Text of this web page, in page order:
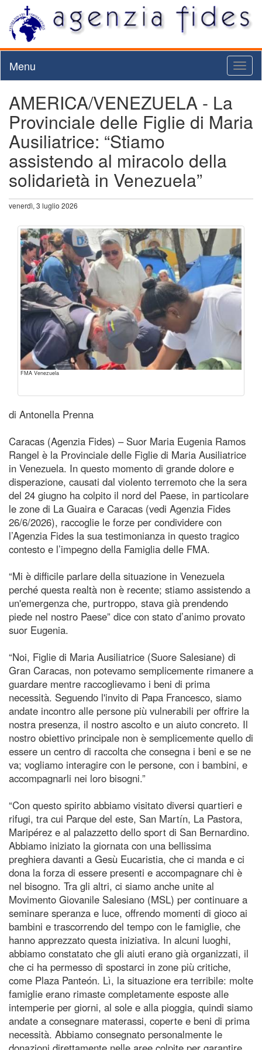
Menu
AMERICA/VENEZUELA - La
Provinciale delle Figlie di Maria
Ausiliatrice: “Stiamo
assistendo al miracolo della
solidarietà in Venezuela”
venerdì, 3 luglio 2026
FMA Venezuela
di Antonella Prenna
Caracas (Agenzia Fides) – Suor Maria Eugenia Ramos
Rangel è la Provinciale delle Figlie di Maria Ausiliatrice
in Venezuela. In questo momento di grande dolore e
disperazione, causati dal violento terremoto che la sera
del 24 giugno ha colpito il nord del Paese, in particolare
le zone di La Guaira e Caracas (vedi Agenzia Fides
26/6/2026), raccoglie le forze per condividere con
l’Agenzia Fides la sua testimonianza in questo tragico
contesto e l’impegno della Famiglia delle FMA.
“Mi è difficile parlare della situazione in Venezuela
perché questa realtà non è recente; stiamo assistendo a
un'emergenza che, purtroppo, stava già prendendo
piede nel nostro Paese” dice con stato d’animo provato
suor Eugenia.
“Noi, Figlie di Maria Ausiliatrice (Suore Salesiane) di
Gran Caracas, non potevamo semplicemente rimanere a
guardare mentre raccoglievamo i beni di prima
necessità. Seguendo l'invito di Papa Francesco, siamo
andate incontro alle persone più vulnerabili per offrire la
nostra presenza, il nostro ascolto e un aiuto concreto. Il
nostro obiettivo principale non è semplicemente quello di
essere un centro di raccolta che consegna i beni e se ne
va; vogliamo interagire con le persone, con i bambini, e
accompagnarli nei loro bisogni.”
“Con questo spirito abbiamo visitato diversi quartieri e
rifugi, tra cui Parque del este, San Martín, La Pastora,
Maripérez e al palazzetto dello sport di San Bernardino.
Abbiamo iniziato la giornata con una bellissima
preghiera davanti a Gesù Eucaristia, che ci manda e ci
dona la forza di essere presenti e accompagnare chi è
nel bisogno. Tra gli altri, ci siamo anche unite al
Movimento Giovanile Salesiano (MSL) per continuare a
seminare speranza e luce, offrendo momenti di gioco ai
bambini e trascorrendo del tempo con le famiglie, che
hanno apprezzato questa iniziativa. In alcuni luoghi,
abbiamo constatato che gli aiuti erano già organizzati, il
che ci ha permesso di spostarci in zone più critiche,
come Plaza Panteón. Lì, la situazione era terribile: molte
famiglie erano rimaste completamente esposte alle
intemperie per giorni, al sole e alla pioggia, quindi siamo
andate a consegnare materassi, coperte e beni di prima
necessità. Abbiamo consegnato personalmente le